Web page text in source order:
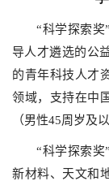
“科学探索奖
导人才遴选的公
的青年科技人才
领域，支持在中
（男性45周岁及
“科学探索
新材料、天文和